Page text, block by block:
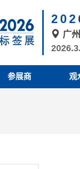
广州
参展商 观